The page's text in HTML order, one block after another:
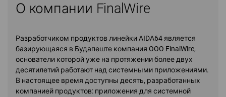
О компании FinalWire
Разработчиком продуктов линейки AIDA64 является
базирующаяся в Будапеште компания OOO FinalWire,
основатели которой уже на протяжении более двух
десятилетий работают над системными приложениями.
В настоящее время доступны десять, разработанных
компанией продуктов: приложения для системной